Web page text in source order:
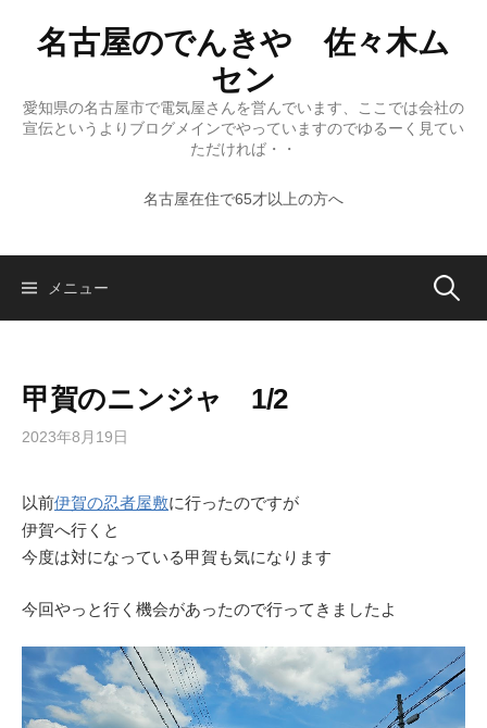
プ
名古屋のでんきや 佐々木ム
セン
愛知県の名古屋市で電気屋さんを営んでいます、ここでは会社の
宣伝というよりブログメインでやっていますのでゆるーく見てい
ただければ・・
名古屋在住で65才以上の方へ
メニュー 検
甲賀のニンジャ 1/2
2023年8月19日
以前伊賀の忍者屋敷に行ったのですが
伊賀へ行くと
今度は対になっている甲賀も気になります
今回やっと行く機会があったので行ってきましたよ